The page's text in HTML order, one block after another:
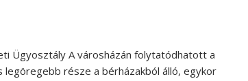
Ügyosztály A városházán folytatódhatott a
része a bérházakból álló, egykor